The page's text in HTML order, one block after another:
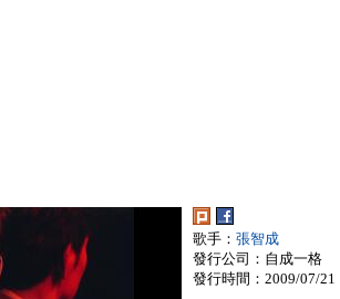
歌手： 張智成
發行公司：自成一格
發行時間：2009/07/21